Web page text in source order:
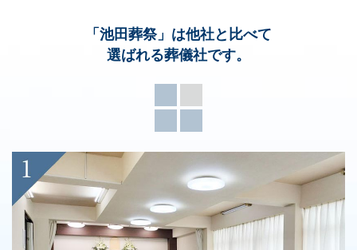
「池田葬祭」 は他社と比べて
選ばれる葬儀社です。